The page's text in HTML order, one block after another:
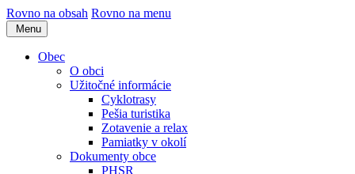
Rovno na obsah Rovno na menu
Menu
Obec
O obci
Užitočné informácie
Cyklotrasy
Pešia turistika
Zotavenie a relax
Pamiatky v okolí
Dokumenty obce
PHSR